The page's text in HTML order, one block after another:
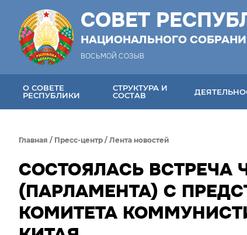
СОВЕТ
НАЦИОНАЛЬНОГО
ВОСЬМОЙ СОЗЫВ
О СОВЕТЕ
РЕСПУБЛИКИ
СТРУКТУРА И
СОСТАВ
Главная / Пресс-центр / Лента новостей
СОСТОЯЛАСЬ ВСТРЕЧА
(ПАРЛАМЕНТА) С
КОМИТЕТА